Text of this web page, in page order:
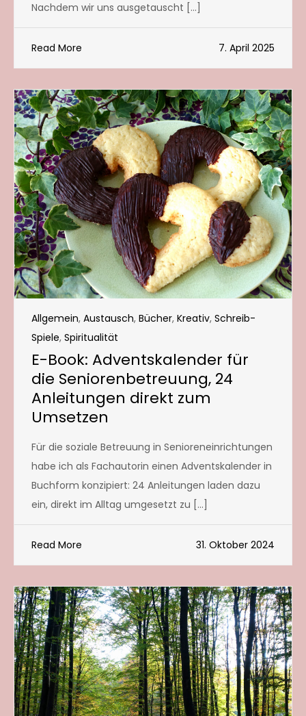
Nachdem wir uns ausgetauscht […]
Read More 7. April 2025
Allgemein, Austausch, Bücher, Kreativ, Schreib-
Spiele, Spiritualität
E-Book: Adventskalender für
die Seniorenbetreuung, 24
Anleitungen direkt zum
Umsetzen
Für die soziale Betreuung in Senioreneinrichtungen
habe ich als Fachautorin einen Adventskalender in
Buchform konzipiert: 24 Anleitungen laden dazu
ein, direkt im Alltag umgesetzt zu […]
Read More 31. Oktober 2024